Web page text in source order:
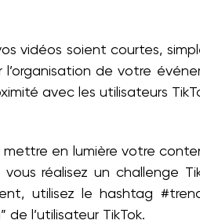
vidéos soient courtes,
l’organisation de votre
avec les utilisateurs
en lumière votre
réalisez un challenge
utilisez le hashtag
l’utilisateur TikTok.